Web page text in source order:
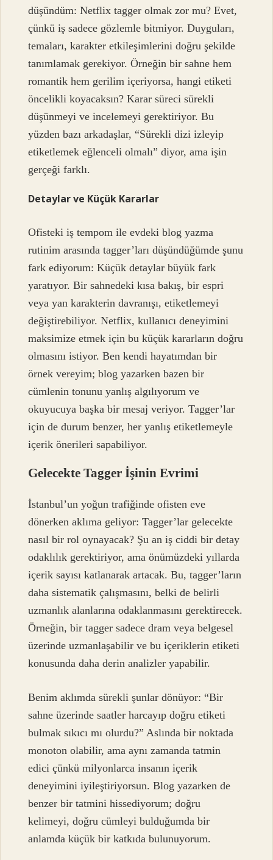
düşündüm: Netflix tagger olmak zor mu? Evet,
çünkü iş sadece gözlemle bitmiyor. Duyguları,
temaları, karakter etkileşimlerini doğru şekilde
tanımlamak gerekiyor. Örneğin bir sahne hem
romantik hem gerilim içeriyorsa, hangi etiketi
öncelikli koyacaksın? Karar süreci sürekli
düşünmeyi ve incelemeyi gerektiriyor. Bu
yüzden bazı arkadaşlar, “Sürekli dizi izleyip
etiketlemek eğlenceli olmalı” diyor, ama işin
gerçeği farklı.
Detaylar ve Küçük Kararlar
Ofisteki iş tempom ile evdeki blog yazma
rutinim arasında tagger’ları düşündüğümde şunu
fark ediyorum: Küçük detaylar büyük fark
yaratıyor. Bir sahnedeki kısa bakış, bir espri
veya yan karakterin davranışı, etiketlemeyi
değiştirebiliyor. Netflix, kullanıcı deneyimini
maksimize etmek için bu küçük kararların doğru
olmasını istiyor. Ben kendi hayatımdan bir
örnek vereyim; blog yazarken bazen bir
cümlenin tonunu yanlış algılıyorum ve
okuyucuya başka bir mesaj veriyor. Tagger’lar
için de durum benzer, her yanlış etiketlemeyle
içerik önerileri sapabiliyor.
Gelecekte Tagger İşinin Evrimi
İstanbul’un yoğun trafiğinde ofisten eve
dönerken aklıma geliyor: Tagger’lar gelecekte
nasıl bir rol oynayacak? Şu an iş ciddi bir detay
odaklılık gerektiriyor, ama önümüzdeki yıllarda
içerik sayısı katlanarak artacak. Bu, tagger’ların
daha sistematik çalışmasını, belki de belirli
uzmanlık alanlarına odaklanmasını gerektirecek.
Örneğin, bir tagger sadece dram veya belgesel
üzerinde uzmanlaşabilir ve bu içeriklerin etiketi
konusunda daha derin analizler yapabilir.
Benim aklımda sürekli şunlar dönüyor: “Bir
sahne üzerinde saatler harcayıp doğru etiketi
bulmak sıkıcı mı olurdu?” Aslında bir noktada
monoton olabilir, ama aynı zamanda tatmin
edici çünkü milyonlarca insanın içerik
deneyimini iyileştiriyorsun. Blog yazarken de
benzer bir tatmini hissediyorum; doğru
kelimeyi, doğru cümleyi bulduğumda bir
anlamda küçük bir katkıda bulunuyorum.